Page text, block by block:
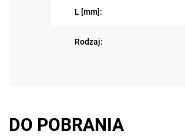
L [mm]:
Rodzaj:
DO POBRANIA